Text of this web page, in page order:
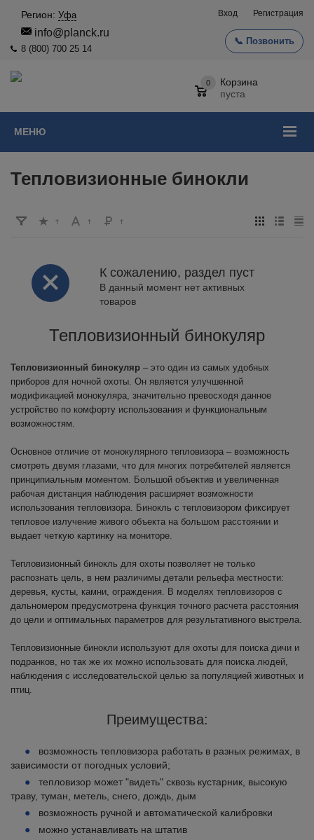
Регион: Уфа
info@planck.ru
8 (800) 700 25 14
📞 Позвонить
Вход Регистрация
МЕНЮ
0
Корзина
пуста
Тепловизионные бинокли
К сожалению, раздел пуст
В данный момент нет активных
товаров
Тепловизионный бинокуляр
Тепловизионный бинокуляр – это один из самых удобных
приборов для ночной охоты. Он является улучшенной
модификацией монокуляра, значительно превосходя данное
устройство по комфорту использования и функциональным
возможностям.
Основное отличие от монокулярного тепловизора – возможность
смотреть двумя глазами, что для многих потребителей является
принципиальным моментом. Большой объектив и увеличенная
рабочая дистанция наблюдения расширяет возможности
использования тепловизора. Бинокль с тепловизором фиксирует
тепловое излучение живого объекта на большом расстоянии и
выдает четкую картинку на мониторе.
Тепловизионный бинокль для охоты позволяет не только
распознать цель, в нем различимы детали рельефа местности:
деревья, кусты, камни, ограждения. В моделях тепловизоров с
дальномером предусмотрена функция точного расчета расстояния
до цели и оптимальных параметров для результативного выстрела.
Тепловизионные бинокли используют для охоты для поиска дичи и
подранков, но так же их можно использовать для поиска людей,
наблюдения с исследовательской целью за популяцией животных и
птиц.
Преимущества:
возможность тепловизора работать в разных режимах, в
зависимости от погодных условий;
тепловизор может "видеть" сквозь кустарник, высокую
траву, туман, метель, снего, дождь, дым
возможность ручной и автоматической калибровки
можно устанавливать на штатив